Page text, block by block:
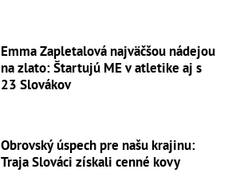
Emma Zapletalová najväčšou nádejou
na zlato: Štartujú ME v atletike aj s
23 Slovákov
Obrovský úspech pre našu krajinu:
Traja Slováci získali cenné kovy